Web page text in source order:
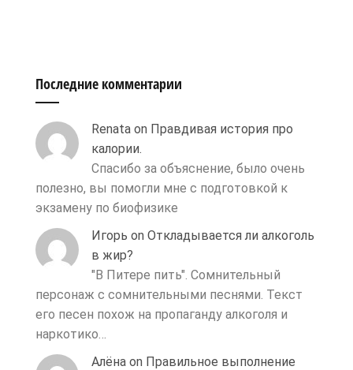
Последние комментарии
Renata on Правдивая история про
калории.
Спасибо за объяснение, было очень
полезно, вы помогли мне с подготовкой к
экзамену по биофизике
Игорь on Откладывается ли алкоголь
в жир?
"В Питере пить". Сомнительный
персонаж с сомнительными песнями. Текст
его песен похож на пропаганду алкоголя и
наркотико…
Алёна on Правильное выполнение